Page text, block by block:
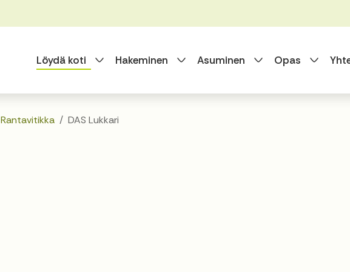
Löydä koti Vaihda alasvetovalikkoa
Hakeminen Vaihda alasvetovalikkoa
Asuminen Vaihda
Opas
Rantavitikka DAS Lukkari